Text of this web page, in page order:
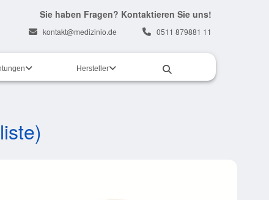
Sie haben Fragen? Kontaktieren Sie uns!
kontakt@medizinio.de 0511 879881 11
Hersteller